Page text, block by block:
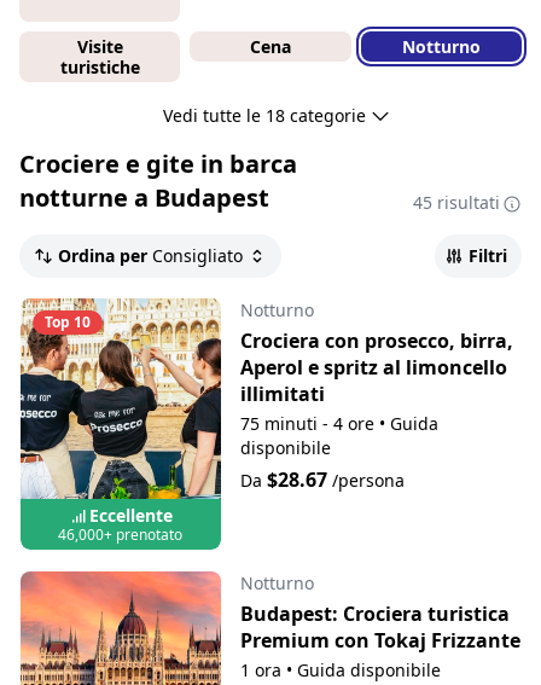
Visite
turistiche
Cena Notturno
Vedi tutte le 18 categorie
Crociere e gite in barca
notturne a Budapest
45 risultati
Ordina per Consigliato Filtri
Top 10
Eccellente
46,000+ prenotato
Notturno
Crociera con prosecco, birra,
Aperol e spritz al limoncello
illimitati
75 minuti - 4 ore • Guida
disponibile
Da $28.67/persona
Notturno
Budapest: Crociera turistica
Premium con Tokaj Frizzante
1 ora • Guida disponibile